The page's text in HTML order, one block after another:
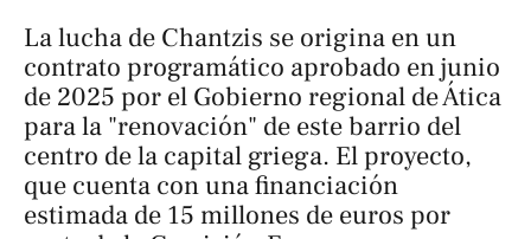
La lucha de Chantzis se origina en un
contrato programático aprobado en junio
de 2025 por el Gobierno regional de Ática
para la "renovación" de este barrio del
centro de la capital griega. El proyecto,
que cuenta con una financiación
estimada de 15 millones de euros por